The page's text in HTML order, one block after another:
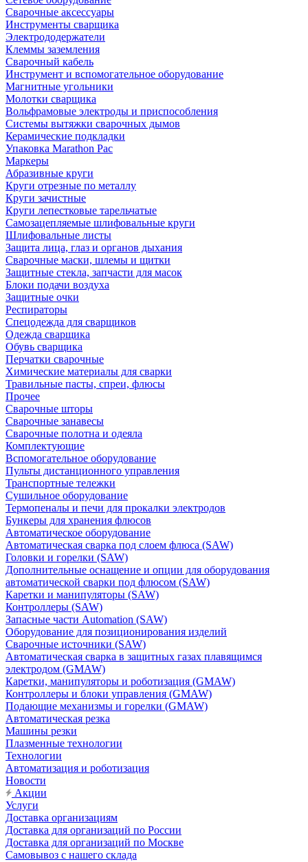
Сварочные аксессуары
Инструменты сварщика
Электрододержатели
Клеммы заземления
Сварочный кабель
Инструмент и вспомогательное оборудование
Магнитные угольники
Молотки сварщика
Вольфрамовые электроды и приспособления
Системы вытяжки сварочных дымов
Керамические подкладки
Упаковка Marathon Pac
Маркеры
Абразивные круги
Круги отрезные по металлу
Круги зачистные
Круги лепестковые тарельчатые
Самозацепляемые шлифовальные круги
Шлифовальные листы
Защита лица, глаз и органов дыхания
Сварочные маски, шлемы и щитки
Защитные стекла, запчасти для масок
Блоки подачи воздуха
Защитные очки
Респираторы
Спецодежда для сварщиков
Одежда сварщика
Обувь сварщика
Перчатки сварочные
Химические материалы для сварки
Травильные пасты, спреи, флюсы
Прочее
Сварочные шторы
Сварочные занавесы
Сварочные полотна и одеяла
Комплектующие
Вспомогательное оборудование
Пульты дистанционного управления
Транспортные тележки
Сушильное оборудование
Термопеналы и печи для прокалки электродов
Бункеры для хранения флюсов
Автоматическое оборудование
Автоматическая сварка под слоем флюса (SAW)
Головки и горелки (SAW)
Дополнительные оснащение и опции для оборудования
автоматической сварки под флюсом (SAW)
Каретки и манипуляторы (SAW)
Контроллеры (SAW)
Запасные части Automation (SAW)
Оборудование для позиционирования изделий
Сварочные источники (SAW)
Автоматическая сварка в защитных газах плавящимся
электродом (GMAW)
Каретки, манипуляторы и роботизация (GMAW)
Контроллеры и блоки управления (GMAW)
Подающие механизмы и горелки (GMAW)
Автоматическая резка
Машины резки
Плазменные технологии
Технологии
Автоматизация и роботизация
Новости
Акции
Услуги
Доставка организациям
Доставка для организаций по России
Доставка для организаций по Москве
Самовывоз с нашего склада